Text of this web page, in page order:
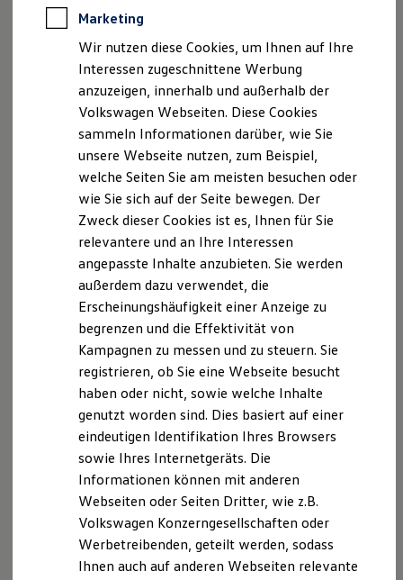
Software, Konnektivität & Apps
California App
VW Connect für Ihren ID. Buzz
VW Connect für Ihren Transporter/Caravelle
VW Connect für Ihren Amarok
VW Connect für andere Modelle
Connect Pro
Fleet Interface Data
Multistop Pathfinder
Übersicht Software Updates
Hilfreiches für Besitzer
Fahrerassistenz- und Sicherheitssysteme
Kontrollleuchten
Kurzfahrprofile und Ölverdünnung
XTL-Dieselkraftstoff
Ersatzteile und Betriebsflüssigkeiten
Original Zubehör und Lifestyle Produkte
myVolkswagen
myVolkswagen Business
Elektrisch & Autonom
Elektro - & Hybridfahrzeuge
Unser Ansatz
Klimafreundlicher Strom
Reichweite & Ladelösungen
Reichweitensimulator
Ladezeitensimulator
Ladelösungen für Privatkunden
Ladelösungen für Gewerbekunden
Wallbox und Ladekabel
Förderung & Kosten der Elektrofahrzeuge
Fördermöglichkeiten für Privatkunden
Fördermöglichkeiten für Gewerbekunden
Geschäftsführer: Rita Gudel-Ehlers ; Jürgen Ehlers
Datenschutzerklärung
A. Verantwortlicher
Wir freuen uns, dass Sie unsere Webseite der
Autohaus Gudel-Ehlers GmbH & Co. KG besuchen. Im
Folgenden informieren wir Sie über die Verarbeitung
Ihrer personenbezogenen Daten durch uns im
Zusammenhang mit Ihrem Besuch unserer Webseite.
B. Verarbeitung Ihrer personenbezogenen Daten
Unsere Webseite bietet Ihnen verschiedene
Angebote, die wir Ihnen in Bezug auf dabei durch uns
verarbeitete personenbezogene Daten im Folgenden
näher erläutern möchten. Bei der Datenverarbeitung
im Zusammenhang mit unserer Webseite unterstützt
uns die Volkswagen AG als Auftragsverarbeiterin.
I. Verarbeitung von Protokolldateien
Bei Ihrem Besuch auf unserer Webseite verarbeiten
wir die folgenden Protokolldateien von Ihnen, die
Marketing
Wir nutzen diese Cookies, um Ihnen auf Ihre
Interessen zugeschnittene Werbung
anzuzeigen, innerhalb und außerhalb der
Volkswagen Webseiten. Diese Cookies
sammeln Informationen darüber, wie Sie
unsere Webseite nutzen, zum Beispiel,
welche Seiten Sie am meisten besuchen oder
wie Sie sich auf der Seite bewegen. Der
Zweck dieser Cookies ist es, Ihnen für Sie
relevantere und an Ihre Interessen
angepasste Inhalte anzubieten. Sie werden
außerdem dazu verwendet, die
Erscheinungshäufigkeit einer Anzeige zu
begrenzen und die Effektivität von
Kampagnen zu messen und zu steuern. Sie
registrieren, ob Sie eine Webseite besucht
haben oder nicht, sowie welche Inhalte
genutzt worden sind. Dies basiert auf einer
eindeutigen Identifikation Ihres Browsers
sowie Ihres Internetgeräts. Die
Informationen können mit anderen
Webseiten oder Seiten Dritter, wie z.B.
Volkswagen Konzerngesellschaften oder
Werbetreibenden, geteilt werden, sodass
Ihnen auch auf anderen Webseiten relevante